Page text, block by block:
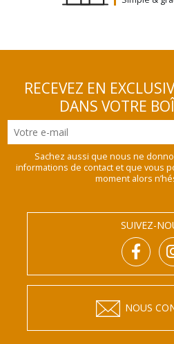
RECEVEZ EN
DANS VOTRE
Sachez aussi que nous ne
informations de contact et que vous
moment alors
SUIVEZ-
NOUS